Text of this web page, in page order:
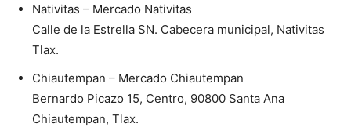
Nativitas – Mercado Nativitas
Calle de la Estrella SN. Cabecera municipal, Nativitas
Tlax.
Chiautempan – Mercado Chiautempan
Bernardo Picazo 15, Centro, 90800 Santa Ana
Chiautempan, Tlax.